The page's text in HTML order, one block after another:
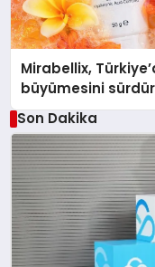
Mirabellix,
büyümesini
Son Dakika